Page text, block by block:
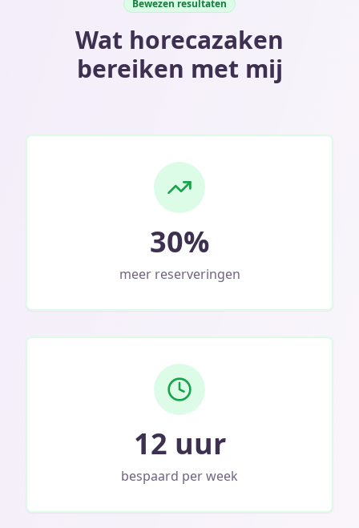
Bewezen resultaten
Wat horecazaken
bereiken met mij
30%
meer reserveringen
12 uur
bespaard per week